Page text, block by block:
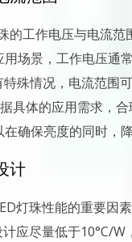
的工作电压与电流范
场景，工作电压通
殊情况，电流范围
具体的应用需求，
确保亮度的同时，降
计
灯珠性能的重要因
应尽量低于10°C/W